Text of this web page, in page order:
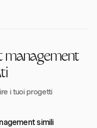
management
i tuoi progetti
simili